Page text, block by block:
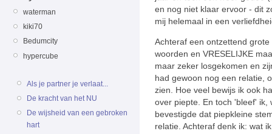
waterman
kiki70
Bedumcity
hypercube
Als je partner je verlaat...
De kracht van het NU
De wijsheid van een gebroken
hart
en nog niet klaar ervoor - dit
mij helemaal in een
Achteraf een ontzettend
woorden en VRESELIJKE
maar zeker losgekomen en
had gewoon nog een relatie,
zien. Hoe veel bewijs ik ook
over piepte. En toch 'bleef' ik,
bevestigde dat piepkleine
relatie. Achteraf denk ik: wat